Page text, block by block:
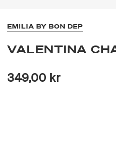
EMILIA BY BON DEP
VALENTINA
349,00 kr